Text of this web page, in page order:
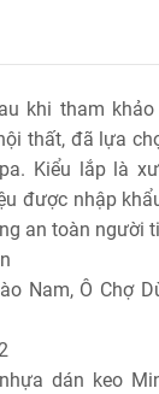
khi tham
thất, đã lựa
Kiểu lắp là
được nhập
an toàn người
Nam, Ô Chợ
dán keo